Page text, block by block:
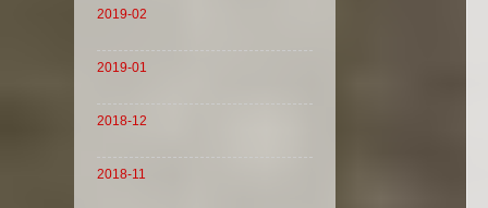
2019-02
2019-01
2018-12
2018-11